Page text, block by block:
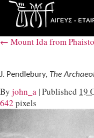
← Mount Ida from
J. Pendlebury, The
By john_a |Published 19
642 pixels